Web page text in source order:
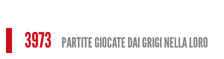
3973 PARTITE GIOCATE DAI GRIGI NELLA LORO